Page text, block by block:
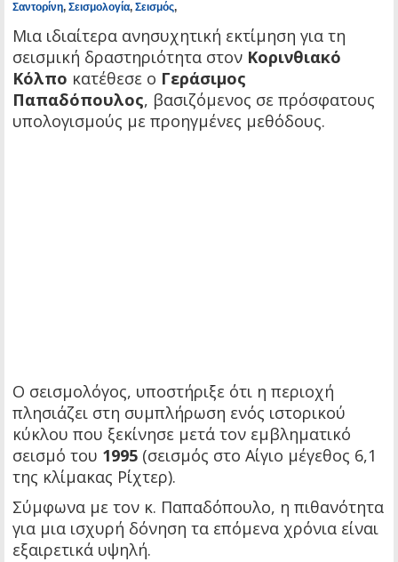
Σαντορίνη, Σεισμολογία, Σεισμός,
Μια ιδιαίτερα ανησυχητική εκτίμηση για τη
σεισμική δραστηριότητα στον Κορινθιακό
Κόλπο κατέθεσε ο Γεράσιμος
Παπαδόπουλος, βασιζόμενος σε πρόσφατους
υπολογισμούς με προηγμένες μεθόδους.
Ο σεισμολόγος, υποστήριξε ότι η περιοχή
πλησιάζει στη συμπλήρωση ενός ιστορικού
κύκλου που ξεκίνησε μετά τον εμβληματικό
σεισμό του 1995 (σεισμός στο Αίγιο μέγεθος 6,1
της κλίμακας Ρίχτερ).
Σύμφωνα με τον κ. Παπαδόπουλο, η πιθανότητα
για μια ισχυρή δόνηση τα επόμενα χρόνια είναι
εξαιρετικά υψηλή.